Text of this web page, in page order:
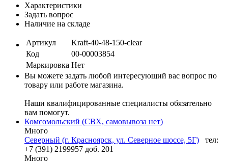
Характеристики
Задать вопрос
Наличие на складе
Артикул
Kraft-40-48-150-clear
Код
00-00003854
Маркировка Нет
Вы можете задать любой интересующий вас вопрос по
товару или работе магазина.
Наши квалифицированные специалисты обязательно
вам помогут.
Комсомольский (СВХ, самовывоза нет)
Много
Северный (г. Красноярск, ул. Северное шоссе, 5Г)
тел:
+7 (391) 2199957 доб. 201
Много